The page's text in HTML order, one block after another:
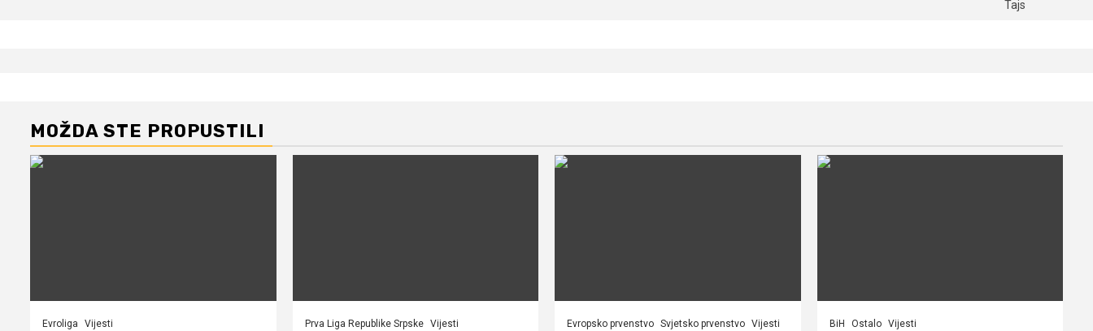
MOŽDA STE PROPUSTILI
Evroliga Vijesti Prva Liga Republike Srpske Vijesti Evropsko prvenstvo Svjetsko prvenstvo Vijesti BiH Ostalo Vijesti